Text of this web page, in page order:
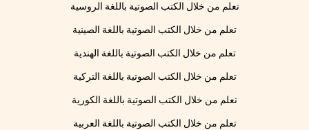
تعلم من خلال الكتب الصوتية باللغة الروسية
تعلم من خلال الكتب الصوتية باللغة الصينية
تعلم من خلال الكتب الصوتية باللغة الهندية
تعلم من خلال الكتب الصوتية باللغة التركية
تعلم من خلال الكتب الصوتية باللغة الكورية
تعلم من خلال الكتب الصوتية باللغة العربية